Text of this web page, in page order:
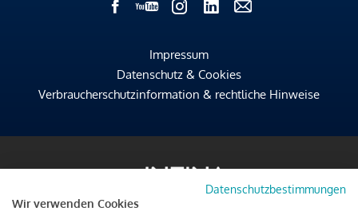
Impressum
Datenschutz & Cookies
Verbraucherschutzinformation & rechtliche Hinweise
Datenschutzbestimmungen
Wir verwenden Cookies